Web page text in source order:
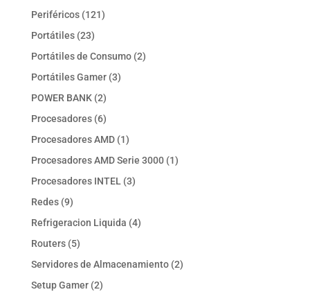
productos
Periféricos 121121
Portátiles 2323
productos
Portátiles de Consumo 22
Portátiles Gamer 33
POWER BANK 22
productos
Procesadores 66
productos
Procesadores AMD 11
producto
Procesadores AMD Serie 3000 11
Procesadores INTEL 33
Redes 99
productos
Refrigeracion Liquida 44
Routers 55
productos
Servidores de Almacenamiento 22
Setup Gamer 22